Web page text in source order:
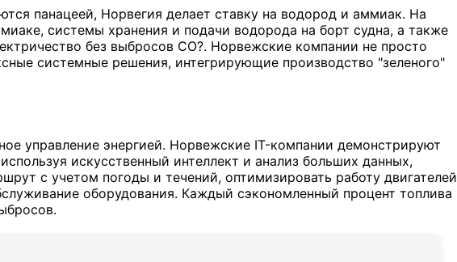
панацеей, Норвегия делает ставку на водород и аммиак. На
системы хранения и подачи водорода на борт судна, а также
без выбросов CO?. Норвежские компании не просто
системные решения, интегрирующие производство "зеленого"
управление энергией. Норвежские IT-компании демонстрируют
искусственный интеллект и анализ больших данных,
с учетом погоды и течений, оптимизировать работу двигателей
оборудования. Каждый сэкономленный процент топлива